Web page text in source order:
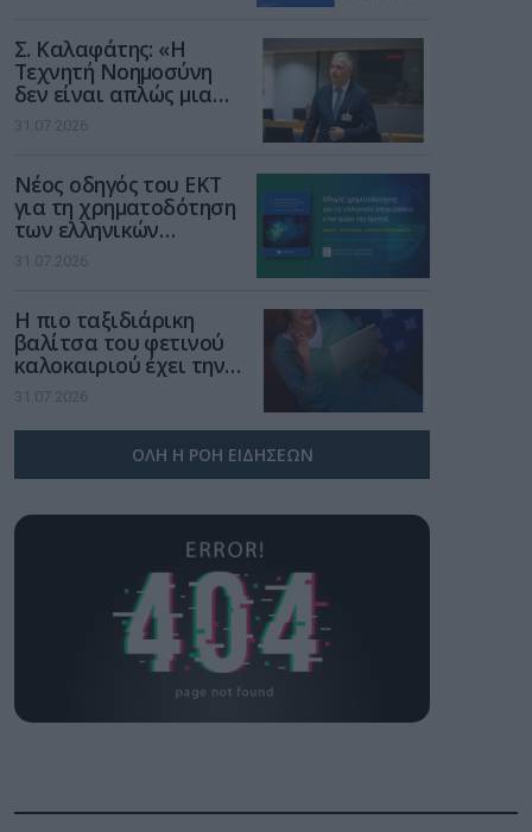
Σ. Καλαφάτης: «Η
Τεχνητή Νοημοσύνη
δεν είναι απλώς μια
νέα τεχνολογία, είναι
μια νέα βιομηχανική
31.07.2026
Νέος οδηγός του ΕΚΤ
για τη χρηματοδότηση
των ελληνικών
επιχειρήσεων στον
χώρο της άμυνας
31.07.2026
Η πιο ταξιδιάρικη
βαλίτσα του φετινού
καλοκαιριού έχει την
υπογραφή της Xiaomi
31.07.2026
ΟΛΗ Η ΡΟΗ ΕΙΔΗΣΕΩΝ